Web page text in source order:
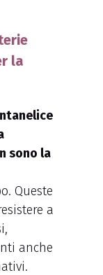
la
sono la
Queste
a
anche